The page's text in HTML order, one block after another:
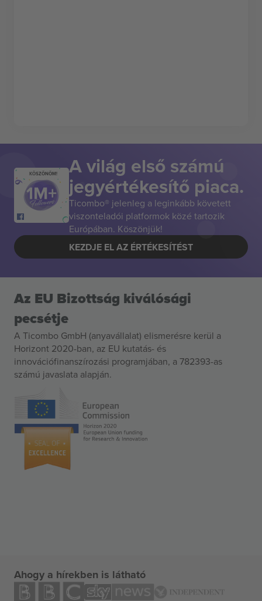
KÖSZÖNÖM! A világ első számú
jegyértékesítő piaca.
Ticombo® jelenleg a leginkább követett
viszonteladói platformok közé tartozik
Európában. Köszönjük!
KEZDJE EL AZ ÉRTÉKESÍTÉST
Az EU Bizottság kiválósági
pecsétje
A Ticombo GmbH (anyavállalat) elismerésre kerül a
Horizont 2020-ban, az EU kutatás- és
innovációfinanszírozási programjában, a 782393-as
számú javaslata alapján.
Ahogy a hírekben is látható